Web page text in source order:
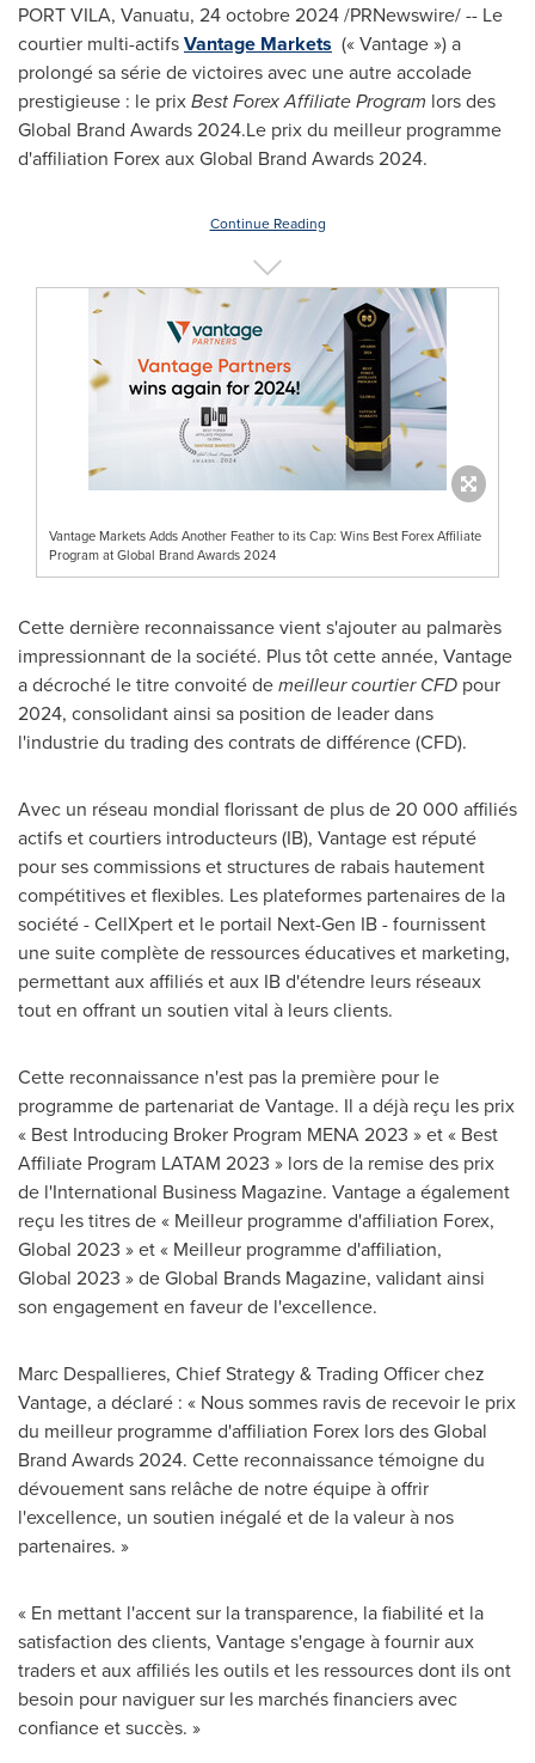
PORT VILA, Vanuatu, 24 octobre 2024/PRNewswire/ -- Le
courtier multi-actifsVantage Markets (« Vantage ») a
prolongé sa série de victoires avec une autre accolade
prestigieuse : le prixBest Forex Affiliate Program lors des
Global Brand Awards 2024.Le prix du meilleur programme
d'affiliation Forex aux Global Brand Awards 2024.
Continue Reading
Vantage Markets Adds Another Feather to its Cap: Wins Best Forex Affiliate
Program at Global Brand Awards 2024
Cette dernière reconnaissance vient s'ajouter au palmarès
impressionnant de la société. Plus tôt cette année, Vantage
a décroché le titre convoité demeilleur courtier CFD pour
2024, consolidant ainsi sa position de leader dans
l'industrie du trading des contrats de différence (CFD).
Avec un réseau mondial florissant de plus de 20 000 affiliés
actifs et courtiers introducteurs (IB), Vantage est réputé
pour ses commissions et structures de rabais hautement
compétitives et flexibles. Les plateformes partenaires de la
société - CellXpert et le portail Next-Gen IB - fournissent
une suite complète de ressources éducatives et marketing,
permettant aux affiliés et aux IB d'étendre leurs réseaux
tout en offrant un soutien vital à leurs clients.
Cette reconnaissance n'est pas la première pour le
programme de partenariat de Vantage. Il a déjà reçu les prix
« Best Introducing Broker Program MENA 2023 » et « Best
Affiliate Program LATAM 2023 » lors de la remise des prix
de l'International Business Magazine. Vantage a également
reçu les titres de « Meilleur programme d'affiliation Forex,
Global 2023 » et « Meilleur programme d'affiliation,
Global 2023 » de Global Brands Magazine, validant ainsi
son engagement en faveur de l'excellence.
Marc Despallieres, Chief Strategy & Trading Officer chez
Vantage, a déclaré : « Nous sommes ravis de recevoir le prix
du meilleur programme d'affiliation Forex lors des Global
Brand Awards 2024. Cette reconnaissance témoigne du
dévouement sans relâche de notre équipe à offrir
l'excellence, un soutien inégalé et de la valeur à nos
partenaires. »
« En mettant l'accent sur la transparence, la fiabilité et la
satisfaction des clients, Vantage s'engage à fournir aux
traders et aux affiliés les outils et les ressources dont ils ont
besoin pour naviguer sur les marchés financiers avec
confiance et succès. »